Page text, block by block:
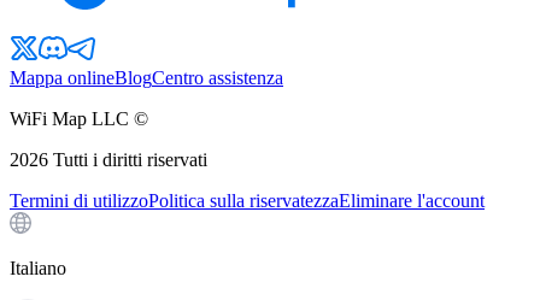
Mappa onlineBlogCentro assistenza
WiFi Map LLC ©
2026 Tutti i diritti riservati
Termini di utilizzoPolitica sulla riservatezzaEliminare l'account
Italiano